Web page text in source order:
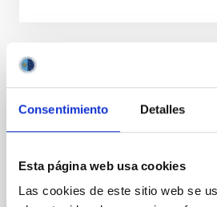
Consentimiento Detalles
Esta página web usa cookies
Las cookies de este sitio web se
Related news
PRESS RELEASE
the TMT International
the IAC and gives a